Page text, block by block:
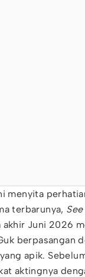
menyita
terbarunya,
Juni 2026
berpasangan
yang apik.
aktingnya